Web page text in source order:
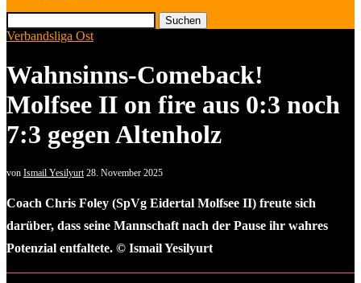
Suchen
Verbandsliga Ost
Wahnsinns-Comeback!
Molfsee II on fire aus 0:3 noch
7:3 gegen Altenholz
von Ismail Yesilyurt 28. November 2025
Coach Chris Foley (SpVg Eidertal Molfsee II) freute sich
darüber, dass seine Mannschaft nach der Pause ihr wahres
Potenzial entfaltete. © Ismail Yesilyurt